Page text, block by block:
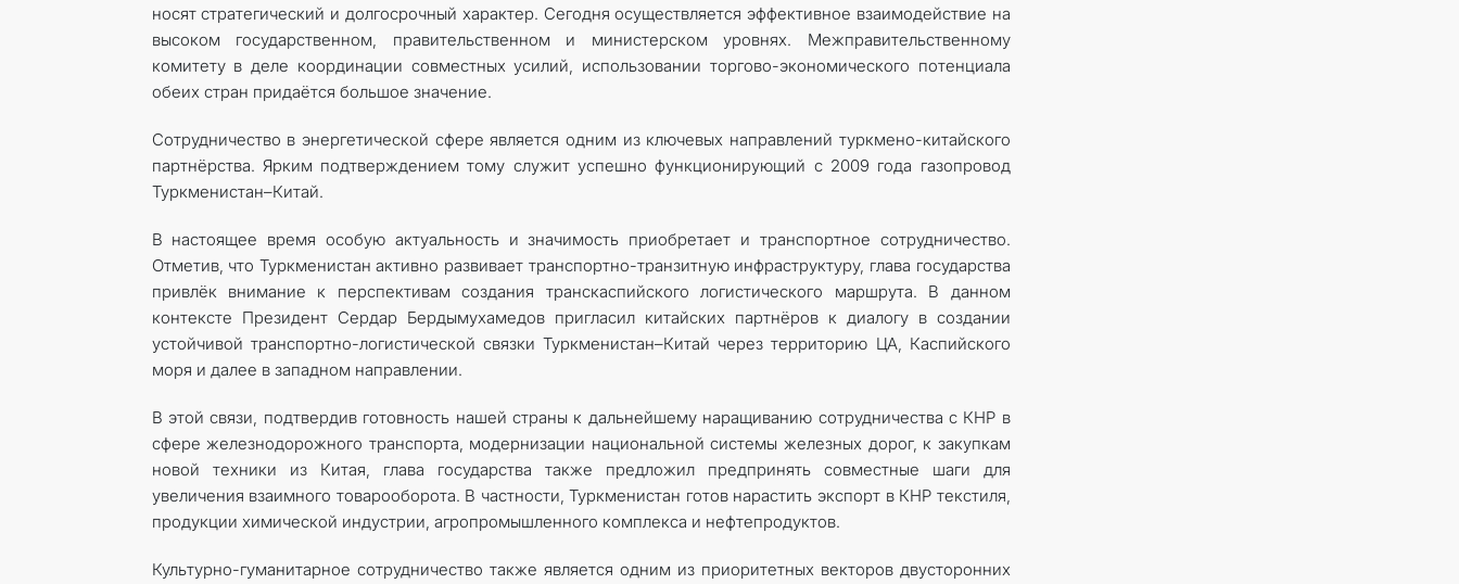
носят стратегический и долгосрочный характер. Сегодня осуществляется эффективное взаимодействие на
высоком государственном, правительственном и министерском уровнях. Межправительственному
комитету в деле координации совместных усилий, использовании торгово-экономического потенциала
обеих стран придаётся большое значение.
Сотрудничество в энергетической сфере является одним из ключевых направлений туркмено-китайского
партнёрства. Ярким подтверждением тому служит успешно функционирующий с 2009 года газопровод
Туркменистан–Китай.
В настоящее время особую актуальность и значимость приобретает и транспортное сотрудничество.
Отметив, что Туркменистан активно развивает транспортно-транзитную инфраструктуру, глава государства
привлёк внимание к перспективам создания транскас­пийского логистического маршрута. В данном
контексте Президент Сердар Бердымухамедов пригласил китайских партнёров к диалогу в создании
устойчивой транспортно-логистической связки Туркменистан–Китай через территорию ЦА, Каспийского
моря и далее в западном направлении.
В этой связи, подтвердив готовность нашей страны к дальнейшему наращиванию сотрудничества с КНР в
сфере железнодорожного транспорта, модернизации национальной системы железных дорог, к закупкам
новой техники из Китая, глава государства также предложил предпринять совместные шаги для
увеличения взаимного товарооборота. В частности, Туркменистан готов нарастить экспорт в КНР текстиля,
продукции химической индустрии, агропромышленного комплекса и нефтепродуктов.
Культурно-гуманитарное сотрудничество также является одним из приоритетных векторов двусторонних